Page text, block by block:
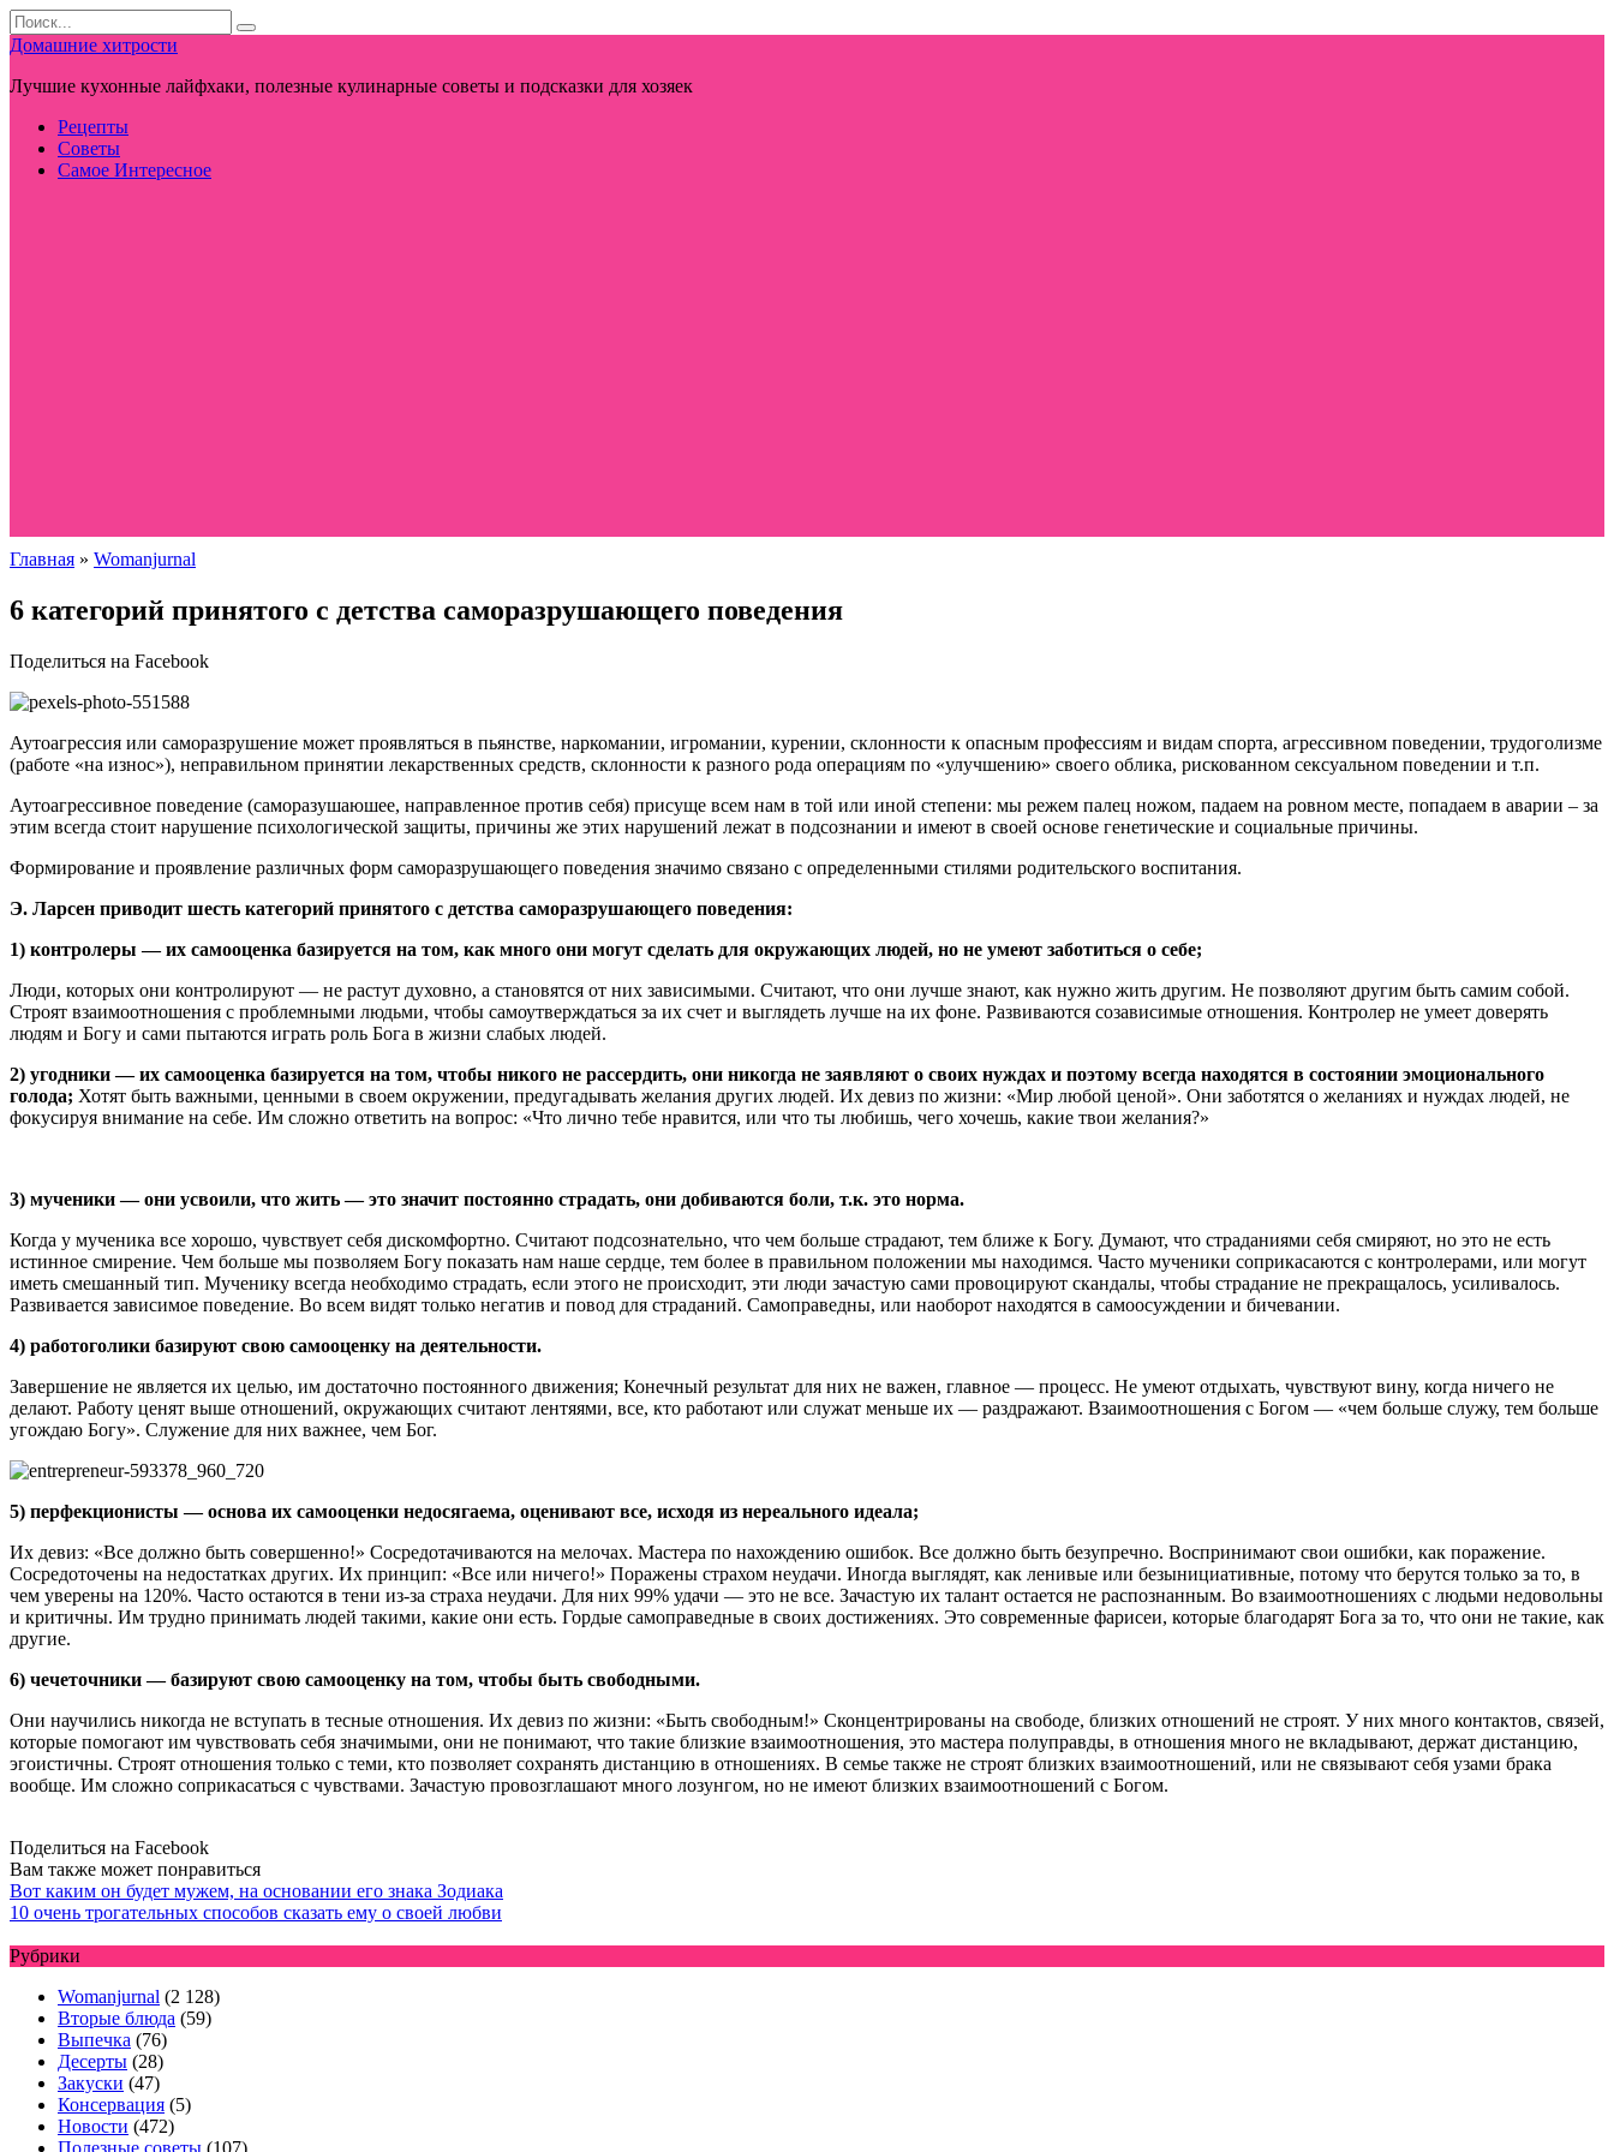
Перейти
к
контенту
Search
for:
Домашние хитрости
Лучшие кухонные лайфхаки, полезные кулинарные советы и подсказки для хозяек
Рецепты
Советы
Самое Интересное
Главная » Womanjurnal
6 категорий принятого с детства саморазрушающего поведения
Поделиться на Facebook
Аутоагрессия или саморазрушение может проявляться в пьянстве, наркомании, игромании, курении, склонности к опасным профессиям и видам спорта, агрессивном поведении, трудоголизме
(работе «на износ»), неправильном принятии лекарственных средств, склонности к разного рода операциям по «улучшению» своего облика, рискованном сексуальном поведении и т.п.
Аутоагрессивное поведение (саморазушаюшее, направленное против себя) присуще всем нам в той или иной степени: мы режем палец ножом, падаем на ровном месте, попадаем в аварии – за
этим всегда стоит нарушение психологической защиты, причины же этих нарушений лежат в подсознании и имеют в своей основе генетические и социальные причины.
Формирование и проявление различных форм саморазрушающего поведения значимо связано с определенными стилями родительского воспитания.
Э. Ларсен приводит шесть категорий принятого с детства саморазрушающего поведения:
1) контролеры — их самооценка базируется на том, как много они могут сделать для окружающих людей, но не умеют заботиться о себе;
Люди, которых они контролируют — не растут духовно, а становятся от них зависимыми. Считают, что они лучше знают, как нужно жить другим. Не позволяют другим быть самим собой.
Строят взаимоотношения с проблемными людьми, чтобы самоутверждаться за их счет и выглядеть лучше на их фоне. Развиваются созависимые отношения. Контролер не умеет доверять
людям и Богу и сами пытаются играть роль Бога в жизни слабых людей.
2) угодники — их самооценка базируется на том, чтобы никого не рассердить, они никогда не заявляют о своих нуждах и поэтому всегда находятся в состоянии эмоционального
голода; Хотят быть важными, ценными в своем окружении, предугадывать желания других людей. Их девиз по жизни: «Мир любой ценой». Они заботятся о желаниях и нуждах людей, не
фокусируя внимание на себе. Им сложно ответить на вопрос: «Что лично тебе нравится, или что ты любишь, чего хочешь, какие твои желания?»
3) мученики — они усвоили, что жить — это значит постоянно страдать, они добиваются боли, т.к. это норма.
Когда у мученика все хорошо, чувствует себя дискомфортно. Считают подсознательно, что чем больше страдают, тем ближе к Богу. Думают, что страданиями себя смиряют, но это не есть
истинное смирение. Чем больше мы позволяем Богу показать нам наше сердце, тем более в правильном положении мы находимся. Часто мученики соприкасаются с контролерами, или могут
иметь смешанный тип. Мученику всегда необходимо страдать, если этого не происходит, эти люди зачастую сами провоцируют скандалы, чтобы страдание не прекращалось, усиливалось.
Развивается зависимое поведение. Во всем видят только негатив и повод для страданий. Самоправедны, или наоборот находятся в самоосуждении и бичевании.
4) работоголики базируют свою самооценку на деятельности.
Завершение не является их целью, им достаточно постоянного движения; Конечный результат для них не важен, главное — процесс. Не умеют отдыхать, чувствуют вину, когда ничего не
делают. Работу ценят выше отношений, окружающих считают лентяями, все, кто работают или служат меньше их — раздражают. Взаимоотношения с Богом — «чем больше служу, тем больше
угождаю Богу». Служение для них важнее, чем Бог.
5) перфекционисты — основа их самооценки недосягаема, оценивают все, исходя из нереального идеала;
Их девиз: «Все должно быть совершенно!» Сосредотачиваются на мелочах. Мастера по нахождению ошибок. Все должно быть безупречно. Воспринимают свои ошибки, как поражение.
Сосредоточены на недостатках других. Их принцип: «Все или ничего!» Поражены страхом неудачи. Иногда выглядят, как ленивые или безынициативные, потому что берутся только за то, в
чем уверены на 120%. Часто остаются в тени из-за страха неудачи. Для них 99% удачи — это не все. Зачастую их талант остается не распознанным. Во взаимоотношениях с людьми недовольны
и критичны. Им трудно принимать людей такими, какие они есть. Гордые самоправедные в своих достижениях. Это современные фарисеи, которые благодарят Бога за то, что они не такие, как
другие.
6) чечеточники — базируют свою самооценку на том, чтобы быть свободными.
Они научились никогда не вступать в тесные отношения. Их девиз по жизни: «Быть свободным!» Сконцентрированы на свободе, близких отношений не строят. У них много контактов, связей,
которые помогают им чувствовать себя значимыми, они не понимают, что такие близкие взаимоотношения, это мастера полуправды, в отношения много не вкладывают, держат дистанцию,
эгоистичны. Строят отношения только с теми, кто позволяет сохранять дистанцию в отношениях. В семье также не строят близких взаимоотношений, или не связывают себя узами брака
вообще. Им сложно соприкасаться с чувствами. Зачастую провозглашают много лозунгом, но не имеют близких взаимоотношений с Богом.
Поделиться на Facebook
Вам также может понравиться
Вот каким он будет мужем, на основании его знака Зодиака
10 очень трогательных способов сказать ему о своей любви
Рубрики
Womanjurnal (2 128)
Вторые блюда (59)
Выпечка (76)
Десерты (28)
Закуски (47)
Консервация (5)
Новости (472)
Полезные советы (107)